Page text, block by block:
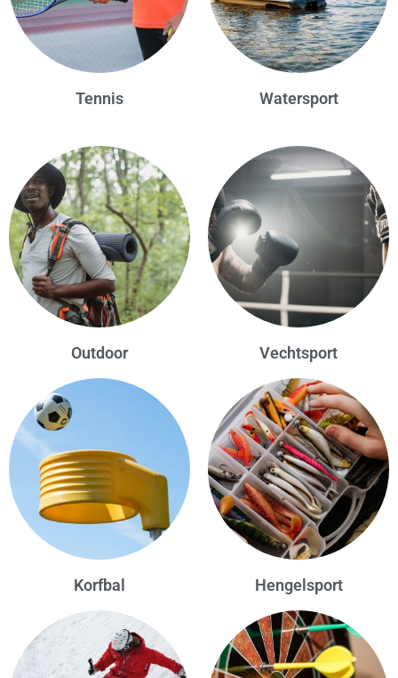
Tennis Watersport
Outdoor Vechtsport
Korfbal Hengelsport